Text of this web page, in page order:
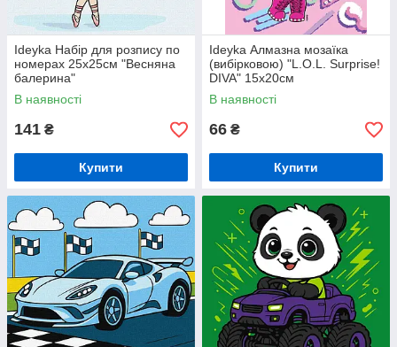
Ideyka Набір для розпису по
номерах 25х25см "Весняна
балерина"
В наявності
141 ₴
Купити
Ideyka Алмазна мозаїка
(вибірковою) "L.O.L. Surprise!
DIVA" 15x20см
В наявності
66 ₴
Купити